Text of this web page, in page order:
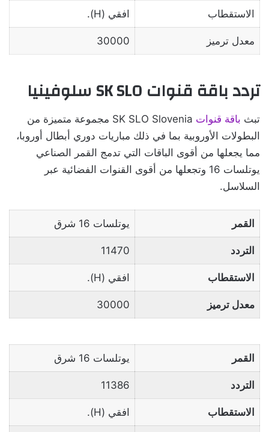
الاستقطاب افقي (H).
معدل ترميز 30000
تردد باقة قنوات SK SLO سلوفينيا
تبث باقة قنوات
SK SLO Slovenia مجموعة متميزة من
البطولات الأوروبية بما في ذلك مباريات دوري أبطال أوروبا،
مما يجعلها من أقوى الباقات التي تدمج القمر الصناعي
يوتلسات 16 وتجعلها من أقوى القنوات الفضائية عبر
السلاسل.
القمر يوتلسات 16 شرق
التردد 11470
الاستقطاب افقي (H).
معدل ترميز 30000
القمر يوتلسات 16 شرق
التردد 11386
الاستقطاب افقي (H).